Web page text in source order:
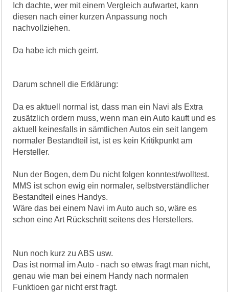
Ich dachte, wer mit einem Vergleich aufwartet, kann
diesen nach einer kurzen Anpassung noch
nachvollziehen.
Da habe ich mich geirrt.
Darum schnell die Erklärung:
Da es aktuell normal ist, dass man ein Navi als Extra
zusätzlich ordern muss, wenn man ein Auto kauft und es
aktuell keinesfalls in sämtlichen Autos ein seit langem
normaler Bestandteil ist, ist es kein Kritikpunkt am
Hersteller.
Nun der Bogen, dem Du nicht folgen konntest/wolltest.
MMS ist schon ewig ein normaler, selbstverständlicher
Bestandteil eines Handys.
Wäre das bei einem Navi im Auto auch so, wäre es
schon eine Art Rückschritt seitens des Herstellers.
Nun noch kurz zu ABS usw.
Das ist normal im Auto - nach so etwas fragt man nicht,
genau wie man bei einem Handy nach normalen
Funktioen gar nicht erst fragt.